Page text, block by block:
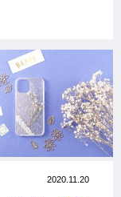
2020.11.20